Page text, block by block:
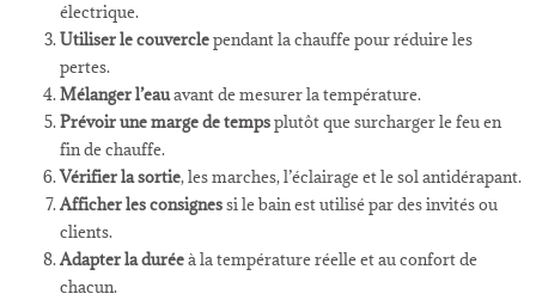
électrique.
Utiliser le couverclependant la chauffe pour réduire les
pertes.
Mélanger l’eauavant de mesurer la température.
Prévoir une marge de tempsplutôt que surcharger le feu en
fin de chauffe.
Vérifier la sortie, les marches, l’éclairage et le sol antidérapant.
Afficher les consignessi le bain est utilisé par des invités ou
clients.
Adapter la duréeà la température réelle et au confort de
chacun.